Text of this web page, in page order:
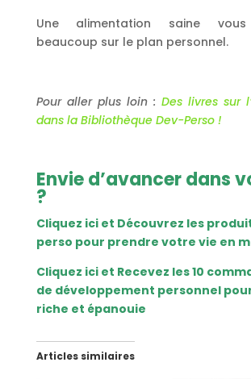
Une alimentation saine
beaucoup sur le plan personnel.
Pour aller plus loin :Des livres sur
dans la Bibliothèque Dev-Perso !
Envie d’avancer dans
?
Cliquez ici et Découvrez les
perso pour prendre votre vie en
Cliquez ici et Recevez les 10
de développement personnel
riche et épanouie
Articles similaires